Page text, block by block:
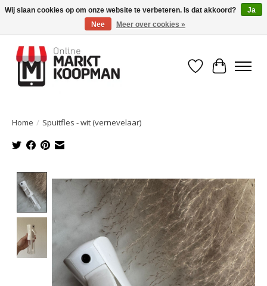
Voor 15:00 besteld, morgen in huis!
Verlanglijst
Home / Spuitfles - wit (vernevelaar)
Product image slideshow Items
Wij slaan cookies op om onze website te verbeteren. Is dat akkoord?
Ja
Nee
Meer over cookies »